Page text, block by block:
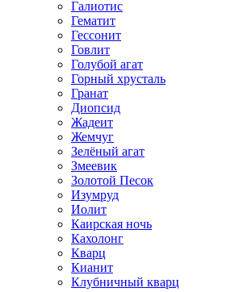
Галиотис
Гематит
Гессонит
Говлит
Голубой агат
Горный хрусталь
Гранат
Диопсид
Жадеит
Жемчуг
Зелёный агат
Змеевик
Золотой Песок
Изумруд
Иолит
Каирская ночь
Кахолонг
Кварц
Кианит
Клубничный кварц